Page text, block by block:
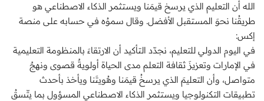
الله أن التعليم الذي يرسخ قيمَنا ويستثمر الذكاء الاصطناعي هو
طريقُنا نحوَ المستقبل الأفضل. وقال سموُه في حسابه على منصة
إكس:
في اليوم الدولي للتعليم، نجدّد التأكيد أن الارتقاءَ بالمنظومة التعليمية
في الإمارات وتعزيزَ ثقافة التعلم مدى الحياة أولويةٌ قصوى ونهجٌ
متواصل، وأن التعليمَ الذي يرسخُ قيمَنا وهُويتَنا ويأخذ بأحدث
تطبيقات التكنولوجيا ويستثمر الذكاء الاصطناعي المسؤول بما يتّسقُ